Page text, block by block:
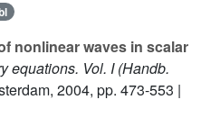
nonlinear waves in scalar
equations. Vol. I(Handb.
2004, pp. 473-553 |